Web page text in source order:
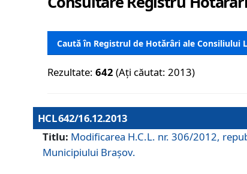
Caută în Registrul de Hotărâri ale Consiliului
Rezultate:642 (Ați căutat: 2013)
HCL 642/16.12.2013
Titlu: Modificarea H.C.L. nr. 306/2012,
Municipiului Braşov.